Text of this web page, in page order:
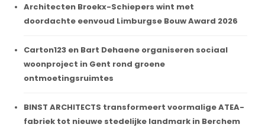
Architecten Broekx-Schiepers wint met
doordachte eenvoud Limburgse Bouw Award 2026
Carton123 en Bart Dehaene organiseren sociaal
woonproject in Gent rond groene
ontmoetingsruimtes
BINST ARCHITECTS transformeert voormalige ATEA-
fabriek tot nieuwe stedelijke landmark in Berchem